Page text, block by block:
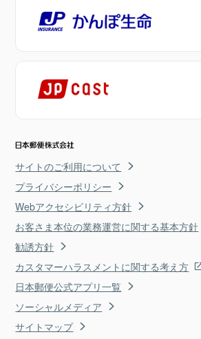
サイトのご利用について
プライバシーポリシー
Webアクセシビリティ方針
お客さま本位の業務運営に関する基本方針
勧誘方針
カスタマーハラスメントに関する考え方
日本郵便公式アプリ一覧
ソーシャルメディア
サイトマップ